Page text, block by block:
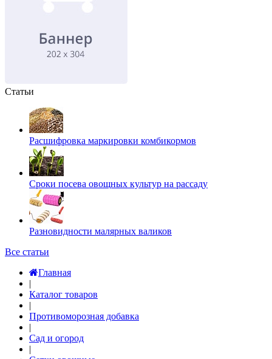
Статьи
Расшифровка маркировки комбикормов
Сроки посева овощных культур на рассаду
Разновидности малярных валиков
Все статьи
Главная
|
Каталог товаров
|
Противоморозная добавка
|
Сад и огород
|